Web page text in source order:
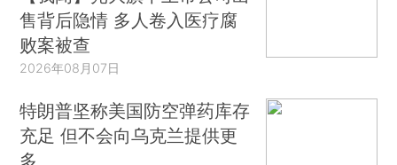
售背后隐情 多人卷入医疗腐
败案被查
2026年08月07日
特朗普坚称美国防空弹药库存
充足 但不会向乌克兰提供更
多